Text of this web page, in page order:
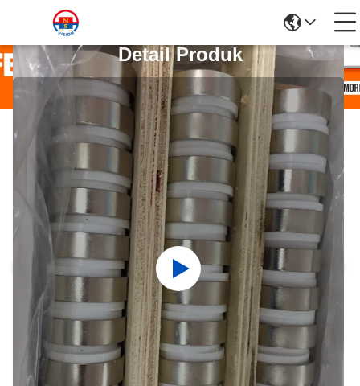
Detail Produk